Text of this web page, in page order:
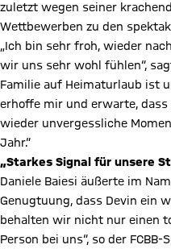
zuletzt wegen seiner
Wettbewerben zu den
„Ich bin sehr froh, wieder
wir uns sehr wohl fühlen“,
Familie auf Heimaturlaub ist
erhoffe mir und erwarte,
wieder unvergessliche
Jahr.“
„Starkes Signal für unsere
Daniele Baiesi äußerte im
Genugtuung, dass Devin ein
behalten wir nicht nur einen
Person bei uns“, so der